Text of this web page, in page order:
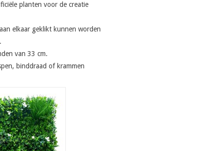
planten voor de creatie
elkaar geklikt kunnen worden
van 33 cm.
binddraad of krammen
100cm x 100cm
AAN WINKELWAGEN